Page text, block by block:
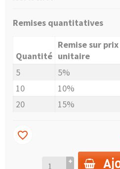
Remises quantitatives
Quantité
Remise sur prix
unitaire
5
5%
10
10%
20
15%
favorite_border